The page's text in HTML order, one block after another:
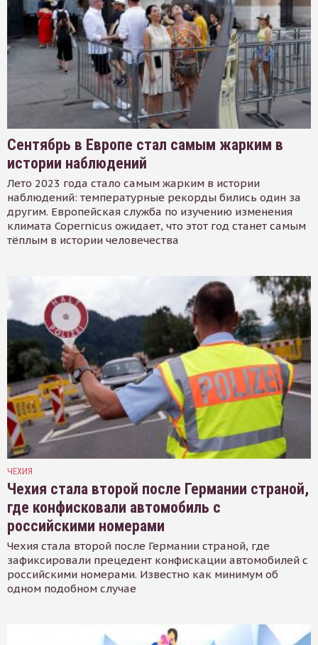
Сентябрь в Европе стал самым жарким в
истории наблюдений
Лето 2023 года стало самым жарким в истории
наблюдений: температурные рекорды бились один за
другим. Европейская служба по изучению изменения
климата Copernicus ожидает, что этот год станет самым
тёплым в истории человечества
ЧЕХИЯ
Чехия стала второй после Германии страной,
где конфисковали автомобиль с
российскими номерами
Чехия стала второй после Германии страной, где
зафиксировали прецедент конфискации автомобилей с
российскими номерами. Известно как минимум об
одном подобном случае